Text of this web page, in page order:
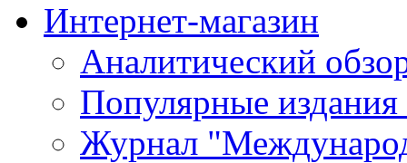
Интернет-магазин
Аналитический
Популярные
Журнал